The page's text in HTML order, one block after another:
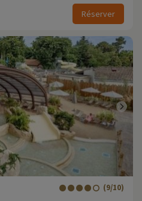
Réserver
(9/10)